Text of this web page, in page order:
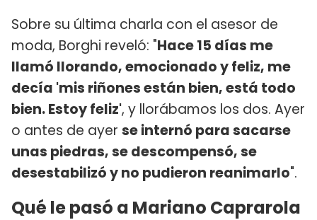
Sobre su última charla con el asesor de
moda, Borghi reveló: "Hace 15 días me
llamó llorando, emocionado y feliz, me
decía 'mis riñones están bien, está todo
bien. Estoy feliz', y llorábamos los dos. Ayer
o antes de ayer se internó para sacarse
unas piedras, se descompensó, se
desestabilizó y no pudieron reanimarlo".
Qué le pasó a Mariano Caprarola